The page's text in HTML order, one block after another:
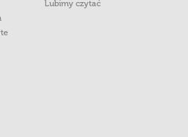
Lubimy czytać